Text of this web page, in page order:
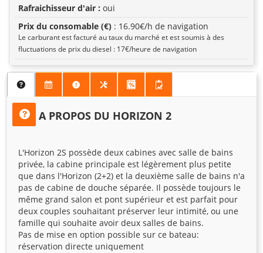
Rafraichisseur d'air : oui
Prix du consomable (€) : 16.90€/h de navigation
Le carburant est facturé au taux du marché et est soumis à des
fluctuations de prix du diesel : 17€/heure de navigation
A PROPOS DU HORIZON 2
L'Horizon 2S possède deux cabines avec salle de bains
privée, la cabine principale est légèrement plus petite
que dans l'Horizon (2+2) et la deuxième salle de bains n'a
pas de cabine de douche séparée. Il possède toujours le
même grand salon et pont supérieur et est parfait pour
deux couples souhaitant préserver leur intimité, ou une
famille qui souhaite avoir deux salles de bains.
Pas de mise en option possible sur ce bateau:
réservation directe uniquement